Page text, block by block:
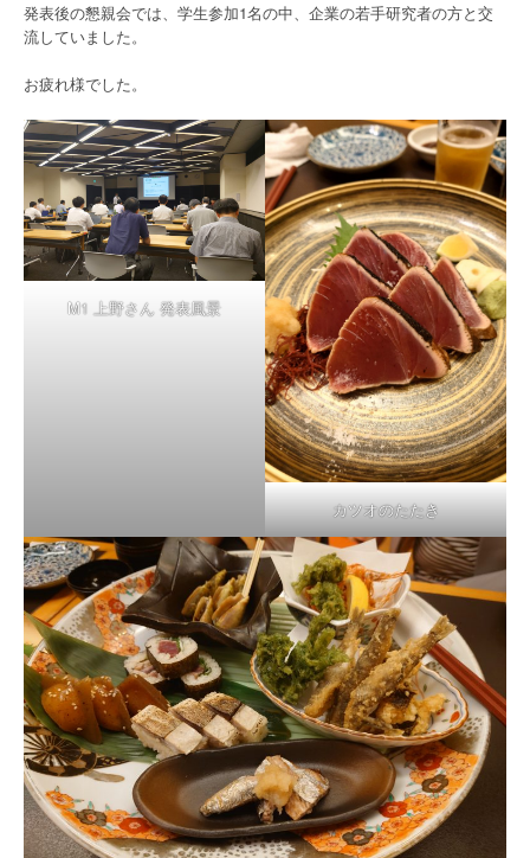
発表後の懇親会では、学生参加1名の中、企業の若手研究者の方と交
流していました。
お疲れ様でした。
M1 上野さん 発表風景
カツオのたたき